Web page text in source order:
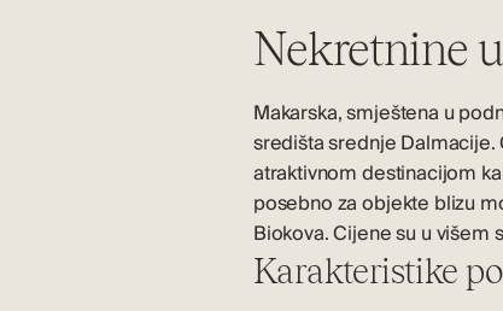
Nekretnine
Makarska, smještena u
središta srednje Dalmacije.
atraktivnom destinacijom
posebno za objekte blizu
Biokova. Cijene su u
Karakteristike